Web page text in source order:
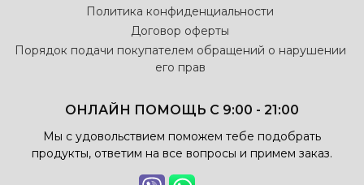
Политика конфиденциальности
Договор оферты
Порядок подачи покупателем обращений о нарушении
его прав
ОНЛАЙН ПОМОЩЬ С 9:00 - 21:00
Мы с удовольствием поможем тебе подобрать
продукты, ответим на все вопросы и примем заказ.